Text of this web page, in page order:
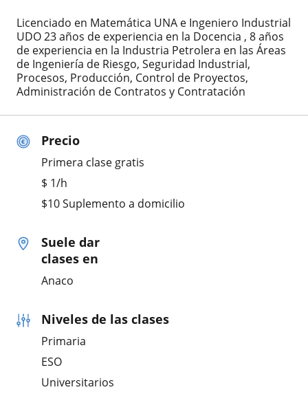
Precio
Primera clase gratis
$ 1/h
$10 Suplemento a domicilio
Suele dar
clases en
Anaco
Niveles de las clases
Primaria
ESO
Universitarios
Licenciado en Matemática UNA e Ingeniero Industrial
UDO 23 años de experiencia en la Docencia , 8 años
de experiencia en la Industria Petrolera en las Áreas
de Ingeniería de Riesgo, Seguridad Industrial,
Procesos, Producción, Control de Proyectos,
Administración de Contratos y Contratación